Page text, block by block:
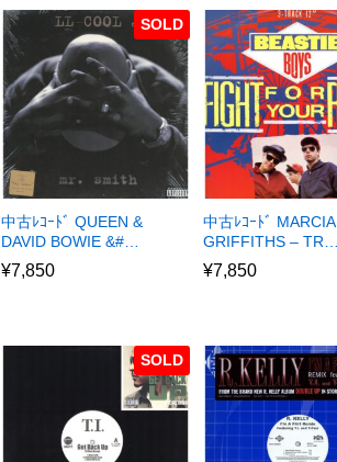
SOLD
中古ﾚｺｰﾄﾞ QUEEN &
DAVID BOWIE &#…
¥7,850
中古ﾚｺｰﾄﾞ MARCIA
GRIFFITHS – TR…
¥7,850
SOLD